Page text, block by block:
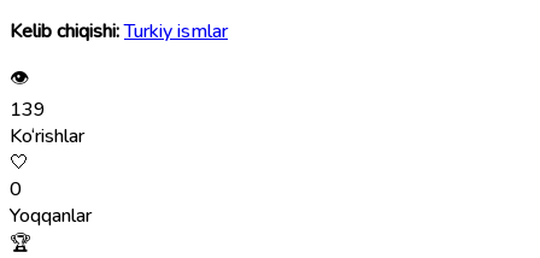
Kelib chiqishi:Turkiy ismlar
👁
139
Ko‘rishlar
🤍
0
Yoqqanlar
🏆